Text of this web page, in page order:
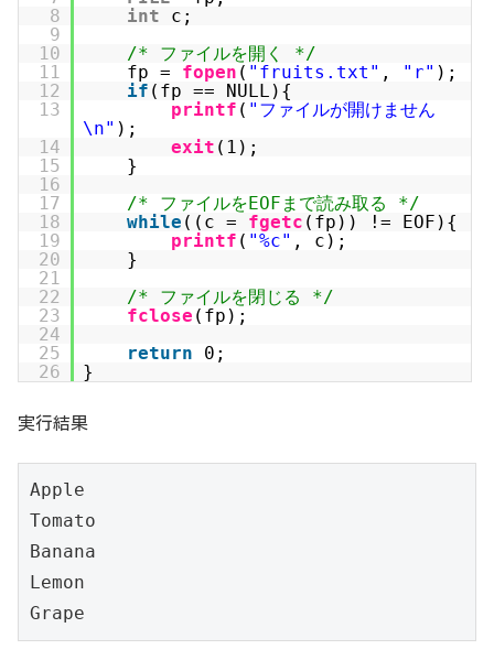
8
int
c;
9
10
/* ファイルを開く */
11
fp = fopen ( "fruits.txt" , "r" );
12
if (fp == NULL){
13
printf ( "ファイルが開けません
\n" );
14
exit (1);
15
}
16
17
/* ファイルをEOFまで読み取る */
18
while ((c = fgetc (fp)) != EOF){
19
printf ( "%c" , c);
20
}
21
22
/* ファイルを閉じる */
23
fclose (fp);
24
25
return
0;
26
}
実行結果
Apple
Tomato
Banana
Lemon
Grape